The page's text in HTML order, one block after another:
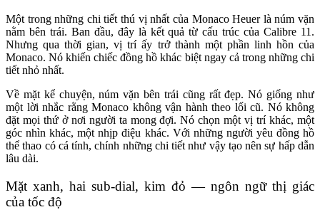
Một trong những chi tiết thú vị nhất của Monaco Heuer là núm vặn
nằm bên trái. Ban đầu, đây là kết quả từ cấu trúc của Calibre 11.
Nhưng qua thời gian, vị trí ấy trở thành một phần linh hồn của
Monaco. Nó khiến chiếc đồng hồ khác biệt ngay cả trong những chi
tiết nhỏ nhất.
Về mặt kể chuyện, núm vặn bên trái cũng rất đẹp. Nó giống như
một lời nhắc rằng Monaco không vận hành theo lối cũ. Nó không
đặt mọi thứ ở nơi người ta mong đợi. Nó chọn một vị trí khác, một
góc nhìn khác, một nhịp điệu khác. Với những người yêu đồng hồ
thể thao có cá tính, chính những chi tiết như vậy tạo nên sự hấp dẫn
lâu dài.
Mặt xanh, hai sub-dial, kim đỏ — ngôn ngữ thị giác
của tốc độ